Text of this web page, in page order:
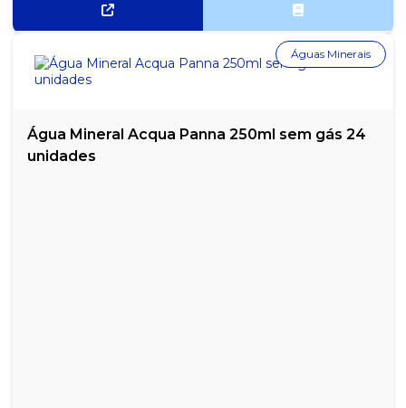
Água Mineral Acqua Panna 250ml sem gás 24
unidades
Águas Minerais